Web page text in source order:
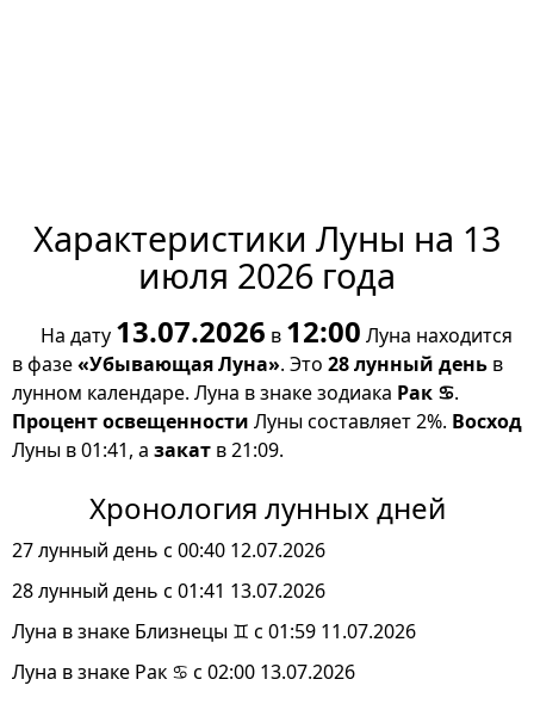
Характеристики Луны на 13
июля 2026 года
На дату 13.07.2026 в 12:00 Луна находится
в фазе«Убывающая Луна». Это 28 лунный день в
лунном календаре. Луна в знаке зодиака Рак ♋.
Процент освещенности Луны составляет 2%. Восход
Луны в 01:41, а закат в 21:09.
Хронология лунных дней
27 лунный день с 00:40 12.07.2026
28 лунный день с 01:41 13.07.2026
Луна в знаке Близнецы ♊ с 01:59 11.07.2026
Луна в знаке Рак ♋ с 02:00 13.07.2026